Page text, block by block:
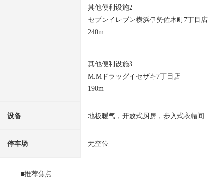
其他便利设施2
セブンイレブン横浜伊勢佐木町7丁目店
240m
其他便利设施3
M.Mドラッグイセザキ7丁目店
190m
设备 地板暖气，开放式厨房，步入式衣帽间
停车场 无空位
■推荐焦点